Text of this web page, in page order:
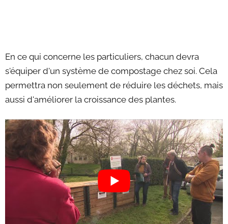
En ce qui concerne les particuliers, chacun devra
s'équiper d'un système de compostage chez soi. Cela
permettra non seulement de réduire les déchets, mais
aussi d'améliorer la croissance des plantes.